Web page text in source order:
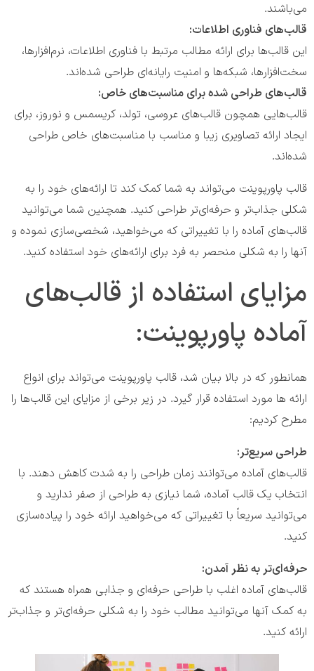
می‌باشند.
قالب‌های فناوری اطلاعات:
این قالب‌ها برای ارائه مطالب مرتبط با فناوری اطلاعات، نرم‌افزارها،
سخت‌افزارها، شبکه‌ها و امنیت رایانه‌ای طراحی شده‌اند.
قالب‌های طراحی شده برای مناسبت‌های خاص:
قالب‌هایی همچون قالب‌های عروسی، تولد، کریسمس و نوروز، برای
ایجاد ارائه تصاویری زیبا و مناسب با مناسبت‌های خاص طراحی
شده‌اند.
قالب پاورپوینت می‌تواند به شما کمک کند تا ارائه‌های خود را به
شکلی جذاب‌تر و حرفه‌ای‌تر طراحی کنید. همچنین شما می‌توانید
قالب‌های آماده را با تغییراتی که می‌خواهید، شخصی‌سازی نموده و
آنها را به شکلی منحصر به فرد برای ارائه‌های خود استفاده کنید.
مزایای استفاده از قالب‌های
آماده پاورپوینت:
همانطور که در بالا بیان شد، قالب پاورپوینت می‌تواند برای انواع
ارائه ها مورد استفاده قرار گیرد. در زیر برخی از مزایای این قالب‌ها را
مطرح کردیم:
طراحی سریع‌تر:
قالب‌های آماده می‌توانند زمان طراحی را به شدت کاهش دهند. با
انتخاب یک قالب ‌آماده، شما نیازی به طراحی از صفر ندارید و
می‌توانید سریعاً با تغییراتی که می‌خواهید ارائه خود را پیاده‌سازی
کنید.
حرفه‌ای‌تر به نظر آمدن:
قالب‌های آماده اغلب با طراحی حرفه‌ای و جذابی همراه هستند که
به کمک آنها می‌توانید مطالب خود را به شکلی حرفه‌ای‌تر و جذاب‌تر
ارائه کنید.